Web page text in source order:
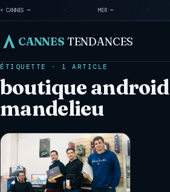
☀ CANNES — · MER— ·
CANNES TENDANCES
ÉTIQUETTE · 1 ARTICLE
boutique android
mandelieu